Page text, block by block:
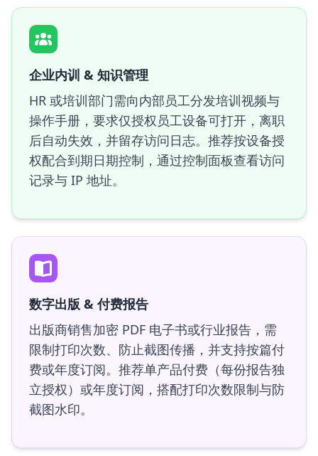
企业内训 & 知识管理
HR 或培训部门需向内部员工分发培训视频与
操作手册，要求仅授权员工设备可打开，离职
后自动失效，并留存访问日志。推荐按设备授
权配合到期日期控制，通过控制面板查看访问
记录与 IP 地址。
数字出版 & 付费报告
出版商销售加密 PDF 电子书或行业报告，需
限制打印次数、防止截图传播，并支持按篇付
费或年度订阅。推荐单产品付费（每份报告独
立授权）或年度订阅，搭配打印次数限制与防
截图水印。